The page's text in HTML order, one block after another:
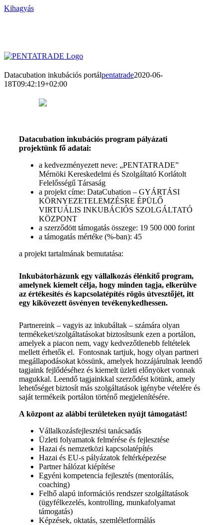
Kihagyás
Datacubation inkubációs portálpentatrade2020-06-
18T09:42:19+02:00
Datacubation inkubációs program pályázati
projektünk fő adatai:
a kedvezményezett neve: „PENTATRADE”
Mérnöki Kereskedelmi és Szolgáltató Korlátolt
Felelősségű Társaság
a projekt címe: DataCubation – GYÁRTÁSI
KÖRNYEZETELEMZÉSRE ÉPÜLŐ
VIRTUÁLIS INKUBÁCIÓS SZOLGÁLTATÓ
KÖZPONT
a szerződött támogatás összege: 19 500 000 forint
a támogatás mértéke (%-ban): 45
a projekt tartalmának bemutatása:
Inkubátorházunk egy vállalkozás élénkítő program,
amelynek kiemelt célja, hogy minden tagja, elkerülve
az értékesítés és kapcsolatépítés rögös útvesztőjét, itt
egy kikövezett ösvényen tevékenykedhessen.
Partnereink – vagyis az inkubáltak – számára olyan
termékeket/szolgáltatásokat biztosítsunk ezen a portálon,
amelyek a piacon nem, vagy kedvezőtlenebb feltételek
mellett érhetők el. Fontosnak tartjuk, hogy olyan partneri
megállapodásokat kössünk, amelyek hozzájárulnak leendő
tagjaink fejlődéséhez és kiemelt üzleti előnyöket vonnak
magukkal. Leendő tagjainkkal szerződést kötünk, amely
lehetőséget biztosít más szolgáltatások igénybe vételére és
saját termékeik portálon történő megjelenítésére.
A központ az alábbi területeken nyújt támogatást!
Vállalkozásfejlesztési tanácsadás
Üzleti folyamatok felmérése és fejlesztése
Hazai és nemzetközi kapcsolatépítés
Hazai és EU-s pályázatok feltérképezése
Partner hálózat kiépítése
Egyéni kompetencia fejlesztés (mentorálás,
coaching)
Felhő alapú információs rendszer szolgáltatások
(ügyfélkezelés, kontrolling, munkafolyamat
támogatás)
Képzések, oktatás, szemléletformálás